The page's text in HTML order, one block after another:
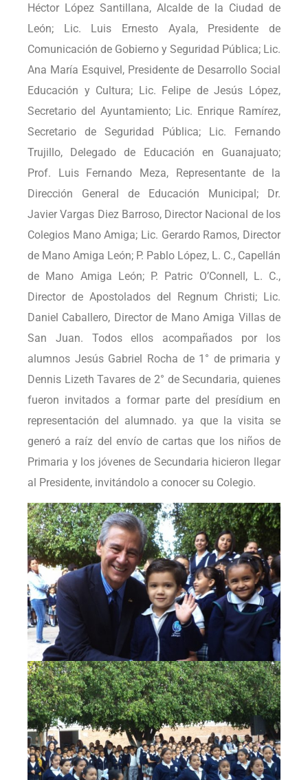
Héctor López Santillana, Alcalde de la Ciudad de
León; Lic. Luis Ernesto Ayala, Presidente de
Comunicación de Gobierno y Seguridad Pública; Lic.
Ana María Esquivel, Presidente de Desarrollo Social
Educación y Cultura; Lic. Felipe de Jesús López,
Secretario del Ayuntamiento; Lic. Enrique Ramírez,
Secretario de Seguridad Pública; Lic. Fernando
Trujillo, Delegado de Educación en Guanajuato;
Prof. Luis Fernando Meza, Representante de la
Dirección General de Educación Municipal; Dr.
Javier Vargas Diez Barroso, Director Nacional de los
Colegios Mano Amiga; Lic. Gerardo Ramos, Director
de Mano Amiga León; P. Pablo López, L. C., Capellán
de Mano Amiga León; P. Patric O’Connell, L. C.,
Director de Apostolados del Regnum Christi; Lic.
Daniel Caballero, Director de Mano Amiga Villas de
San Juan. Todos ellos acompañados por los
alumnos Jesús Gabriel Rocha de 1° de primaria y
Dennis Lizeth Tavares de 2° de Secundaria, quienes
fueron invitados a formar parte del presídium en
representación del alumnado. ya que la visita se
generó a raíz del envío de cartas que los niños de
Primaria y los jóvenes de Secundaria hicieron llegar
al Presidente, invitándolo a conocer su Colegio.